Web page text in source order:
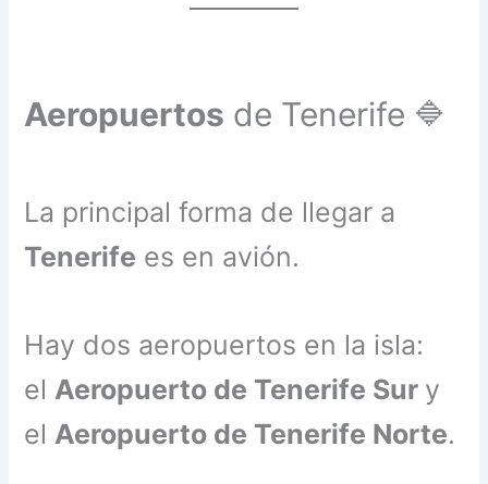
Aeropuertos de Tenerife 🔷
La principal forma de llegar a
Tenerife es en avión.
Hay dos aeropuertos en la isla:
el Aeropuerto de Tenerife Sur y
el Aeropuerto de Tenerife Norte.